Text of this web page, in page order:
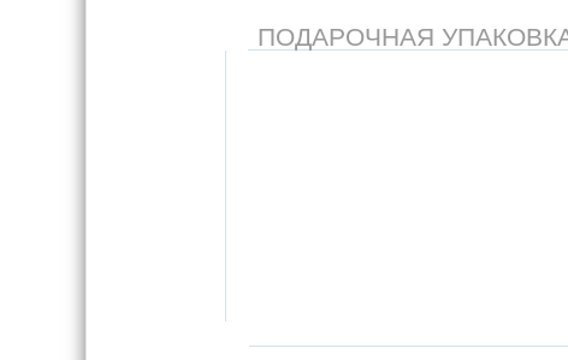
ПОДАРОЧНАЯ УПАКОВКА